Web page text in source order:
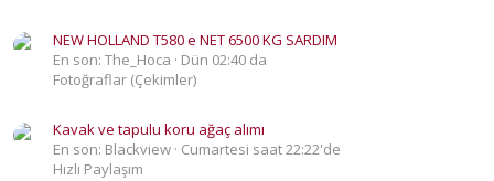
NEW HOLLAND T580 e NET 6500 KG SARDIM
En son: The_Hoca
Dün 02:40 da
Fotoğraflar (Çekimler)
Kavak ve tapulu koru ağaç alımı
En son: Blackview Cumartesi saat 22:22'de
Hızlı Paylaşım